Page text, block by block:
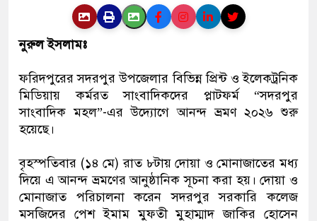
নুরুল ইসলামঃ
ফরিদপুরের সদরপুর উপজেলার বিভিন্ন প্রিন্ট ও ইলেকট্রনিক
মিডিয়ায় কর্মরত সাংবাদিকদের প্লাটফর্ম “সদরপুর
সাংবাদিক মহল”-এর উদ্যোগে আনন্দ ভ্রমণ ২০২৬ শুরু
হয়েছে।
বৃহস্পতিবার (১৪ মে) রাত ৮টায় দোয়া ও মোনাজাতের মধ্য
দিয়ে এ আনন্দ ভ্রমণের আনুষ্ঠানিক সূচনা করা হয়। দোয়া ও
মোনাজাত পরিচালনা করেন সদরপুর সরকারি কলেজ
মসজিদের পেশ ইমাম মুফতী মুহাম্মাদ জাকির হোসেন